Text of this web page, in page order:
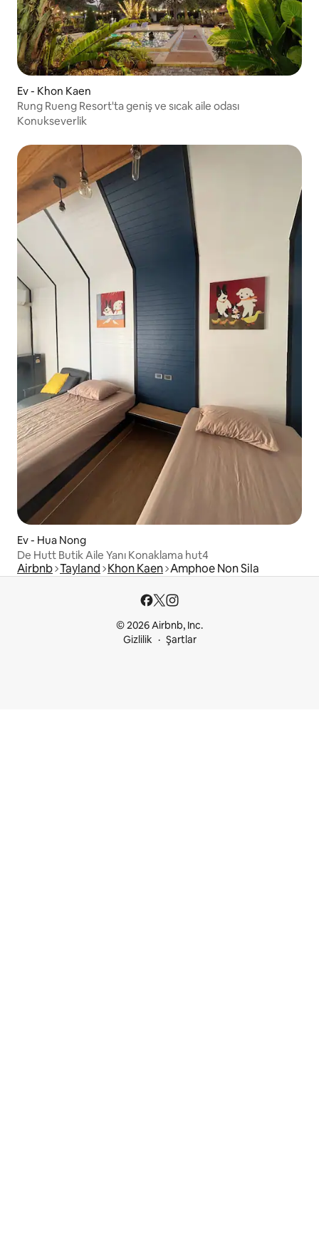
Ev - Khon Kaen
Rung Rueng Resort'ta geniş ve sıcak aile odası
Konukseverlik
Ev - Hua Nong
De Hutt Butik Aile Yanı Konaklama hut4
Airbnb Tayland Khon Kaen Amphoe Non Sila
© 2026 Airbnb, Inc.
Gizlilik
Şartlar